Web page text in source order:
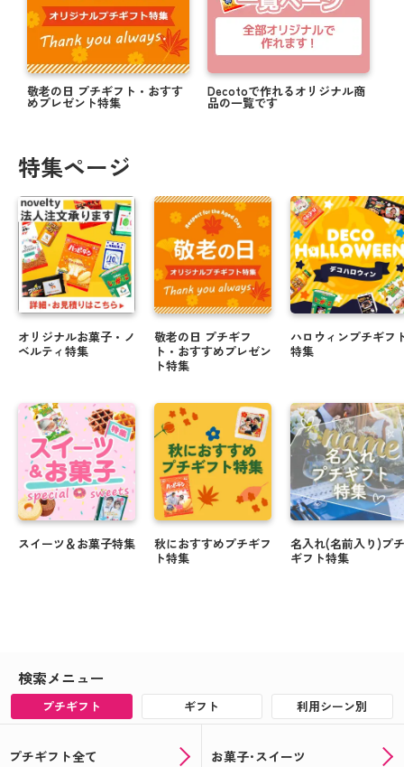
敬老の日 プチギフト・おすす
めプレゼント特集
Decotoで作れるオリジナル商
品の一覧です
特集ページ
オリジナルお菓子・ノ
ベルティ特集
スイーツ＆お菓子特集
敬老の日 プチギフ
ト・おすすめプレゼン
ト特集
秋におすすめプチギフ
ト特集
ハロウィンプチギフ
特集
名入れ(名前入り)プチ
ギフト特集
検索メニュー
プチギフト ギフト 利用シーン別
プチギフト全て お菓子･スイーツ